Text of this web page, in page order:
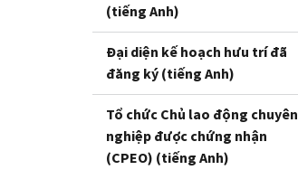
(tiếng Anh)
Đại diện kế hoạch hưu trí đã
đăng ký (tiếng Anh)
Tổ chức Chủ lao động chuyên
nghiệp được chứng nhận
(CPEO) (tiếng Anh)